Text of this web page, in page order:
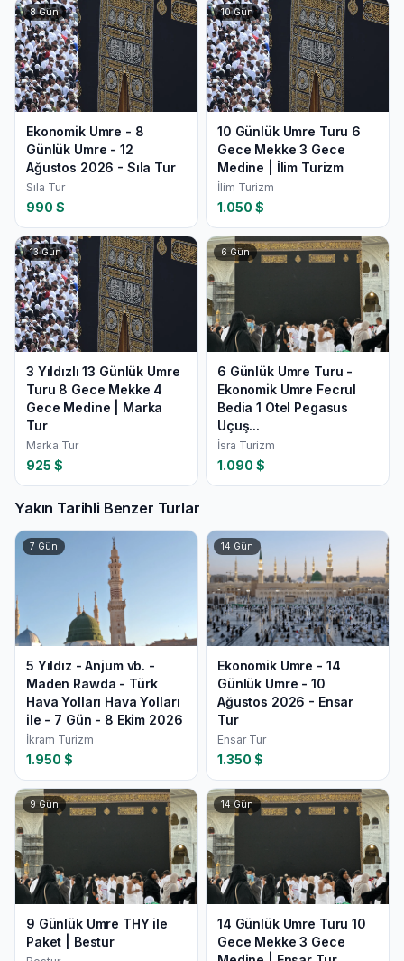
8Gün
Ekonomik Umre - 8
Günlük Umre - 12
Ağustos 2026 - Sıla Tur
Sıla Tur
990 $
10Gün
10 Günlük Umre Turu 6
Gece Mekke 3 Gece
Medine | İlim Turizm
İlim Turizm
1.050 $
13Gün
3 Yıldızlı 13 Günlük Umre
Turu 8 Gece Mekke 4
Gece Medine | Marka
Tur
Marka Tur
925 $
6Gün
6 Günlük Umre Turu -
Ekonomik Umre Fecrul
Bedia 1 Otel Pegasus
Uçuş...
İsra Turizm
1.090 $
Yakın Tarihli Benzer Turlar
7 Gün
5 Yıldız - Anjum vb. -
Maden Rawda - Türk
Hava Yolları Hava Yolları
ile - 7 Gün - 8 Ekim 2026
İkram Turizm
1.950 $
14 Gün
Ekonomik Umre - 14
Günlük Umre - 10
Ağustos 2026 - Ensar
Tur
Ensar Tur
1.350 $
9Gün
9 Günlük Umre THY ile
Paket | Bestur
14Gün
14 Günlük Umre Turu 10
Gece Mekke 3 Gece